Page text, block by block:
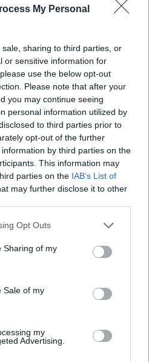
My Personal
sharing to third parties, or
or sensitive information for
use the below opt-out
Please note that after your
you may continue seeing
personal information utilized by
to third parties prior to
opt-out of the further
by third parties on the
This information may
parties on the IAB’s List of
may further disclose it to other
Opt Outs
Sharing of my
Sale of my
my
Advertising.
archívuma